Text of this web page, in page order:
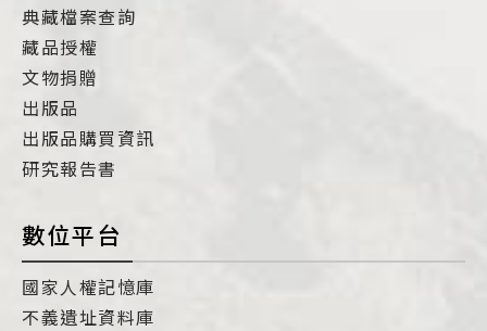
典藏檔案查詢
藏品授權
文物捐贈
出版品
出版品購買資訊
研究報告書
數位平台
國家人權記憶庫
不義遺址資料庫